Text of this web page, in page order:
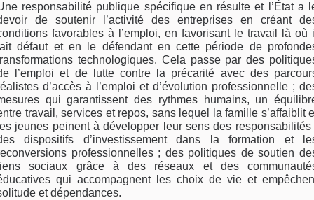
responsabilité publique spécifique en résulte et l’État a
de soutenir l’activité des entreprises en créant
favorables à l’emploi, en favorisant le travail là où
défaut et en le défendant en cette période de
technologiques. Cela passe par des
l’emploi et de lutte contre la précarité avec des
d’accès à l’emploi et d’évolution professionnelle ;
qui garantissent des rythmes humains, un
travail, services et repos, sans lequel la famille s’affaiblit
jeunes peinent à développer leur sens des responsabilités
dispositifs d’investissement dans la formation et
professionnelles ; des politiques de soutien
sociaux grâce à des réseaux et des
qui accompagnent les choix de vie et
et dépendances.